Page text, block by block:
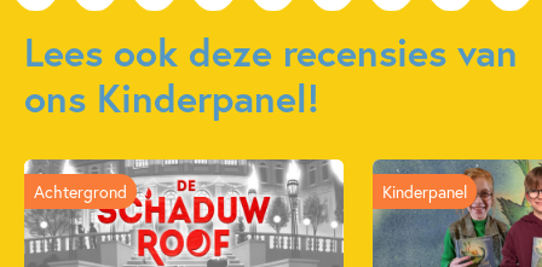
Eerder verscheen
Moord op het spoor.
Lees ook deze recensies van
ons Kinderpanel!
Achtergrond Kinderpanel